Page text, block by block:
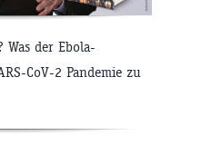
der Ebola-
CoV-2 Pandemie zu